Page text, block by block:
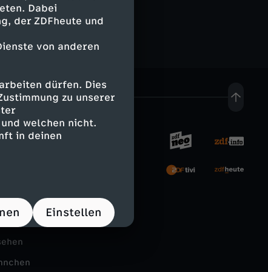
Dabei
der ZDFheute und
von anderen
dürfen. Dies
zu unserer
welchen nicht.
in deinen
Einstellen